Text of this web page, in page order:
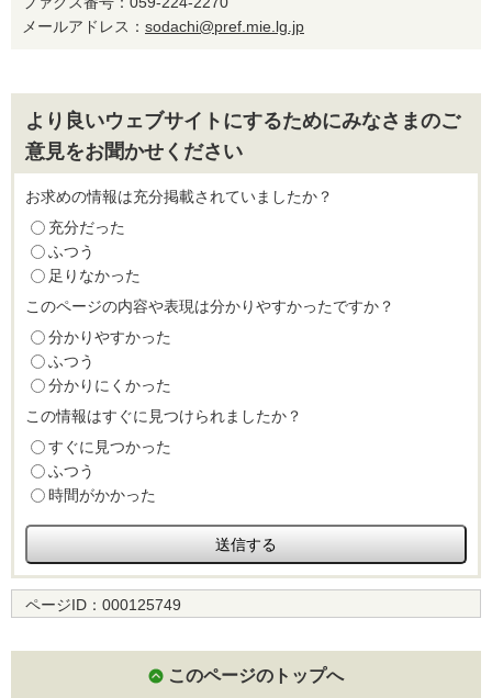
メールアドレス： sodachi@pref.mie.lg.jp
より良いウェブサイトにするためにみなさまのご
意見をお聞かせください
お求めの情報は充分掲載されていましたか？
充分だった
ふつう
足りなかった
このページの内容や表現は分かりやすかったですか？
分かりやすかった
ふつう
分かりにくかった
この情報はすぐに見つけられましたか？
すぐに見つかった
ふつう
時間がかかった
ページID： 000125749
このページのトップへ